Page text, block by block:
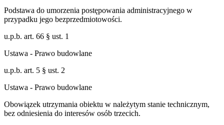
Podstawa do umorzenia postępowania administracyjnego w
przypadku jego bezprzedmiotowości.
u.p.b. art. 66 § ust. 1
Ustawa - Prawo budowlane
u.p.b. art. 5 § ust. 2
Ustawa - Prawo budowlane
Obowiązek utrzymania obiektu w należytym stanie technicznym,
bez odniesienia do interesów osób trzecich.